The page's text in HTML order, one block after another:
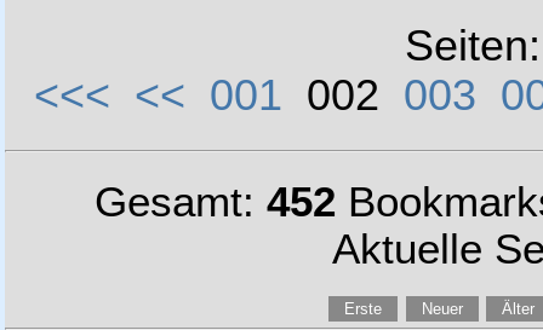
<<< << 001 002 003
Gesamt: 452
Aktuelle
Erste Neuer Älter